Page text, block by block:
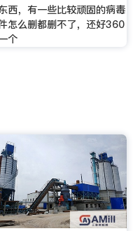
西，有一些比较顽固的病毒
怎么删都删不了，还好360
个